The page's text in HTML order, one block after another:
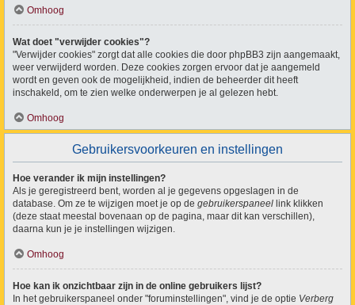
Omhoog
Wat doet "verwijder cookies"?
"Verwijder cookies" zorgt dat alle cookies die door phpBB3 zijn aangemaakt,
weer verwijderd worden. Deze cookies zorgen ervoor dat je aangemeld
wordt en geven ook de mogelijkheid, indien de beheerder dit heeft
inschakeld, om te zien welke onderwerpen je al gelezen hebt.
Omhoog
Gebruikersvoorkeuren en instellingen
Hoe verander ik mijn instellingen?
Als je geregistreerd bent, worden al je gegevens opgeslagen in de
database. Om ze te wijzigen moet je op de gebruikerspaneel link klikken
(deze staat meestal bovenaan op de pagina, maar dit kan verschillen),
daarna kun je je instellingen wijzigen.
Omhoog
Hoe kan ik onzichtbaar zijn in de online gebruikers lijst?
In het gebruikerspaneel onder "foruminstellingen", vind je de optie Verberg